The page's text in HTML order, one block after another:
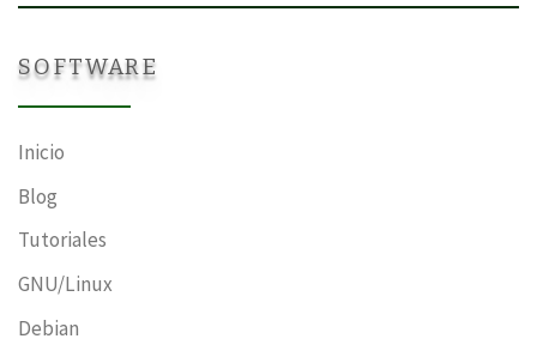
SOFTWARE
Inicio
Blog
Tutoriales
GNU/Linux
Debian